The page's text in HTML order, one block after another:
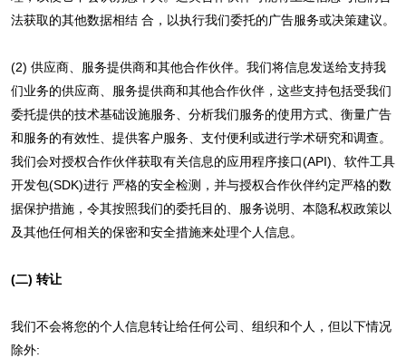
法获取的其他数据相结 合，以执行我们委托的广告服务或决策建议。
(2) 供应商、服务提供商和其他合作伙伴。我们将信息发送给支持我
们业务的供应商、服务提供商和其他合作伙伴，这些支持包括受我们
委托提供的技术基础设施服务、分析我们服务的使用方式、衡量广告
和服务的有效性、提供客户服务、支付便利或进行学术研究和调查。
我们会对授权合作伙伴获取有关信息的应用程序接口(API)、软件工具
开发包(SDK)进行 严格的安全检测，并与授权合作伙伴约定严格的数
据保护措施，令其按照我们的委托目的、服务说明、本隐私权政策以
及其他任何相关的保密和安全措施来处理个人信息。
(二) 转让
我们不会将您的个人信息转让给任何公司、组织和个人，但以下情况
除外: